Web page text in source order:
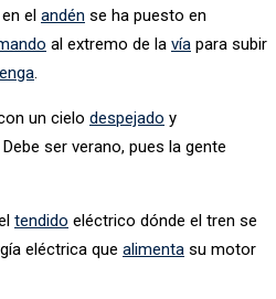
el andén se ha puesto en
al extremo de la vía para subir
un cielo despejado y
. Debe ser verano, pues la gente
tendido eléctrico dónde el tren se
eléctrica que alimenta su motor